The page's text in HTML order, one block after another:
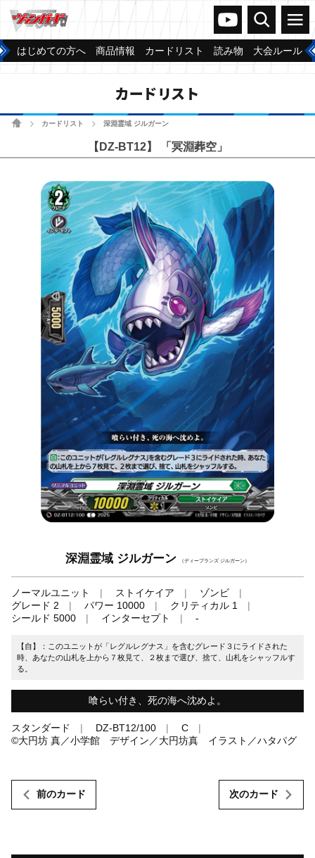
ヴァンガードch
検索 メニュー
はじめての方へ 商品情報 カードリスト 読み物 大会ルール
カードリスト
ホームカードリスト 深淵霊域 ジルガーン
【DZ-BT12】 「冥淵葬空」
深淵霊域 ジルガーン （ディープランズ ジルガーン）
ノーマルユニット ストイケイア
ゾンビ
グレード 2
パワー 10000
クリティカル 1
シールド 5000
インターセプト -
【自】：このユニットが「レグルレグナス」を含むグレード３にライドされた
時、あなたの山札を上から７枚見て、２枚まで選び、捨て、山札をシャッフルす
る。
喰らい付き、死の海へ沈めよ。
スタンダード DZ-BT12/100
C
©大円坊 真／小学館 デザイン／大円坊真 イラスト／ハタパグ
前のカード 次のカード